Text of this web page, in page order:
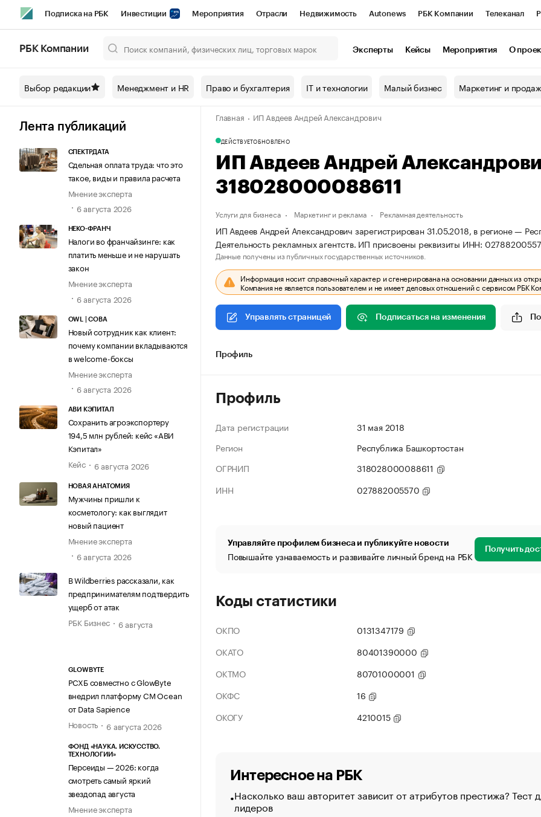
Подписка на РБК Инвестиции Мероприятия Отрасли Недвижимость Autonews РБК Компании Телеканал
Спецпроекты СПб Конференции СПб Спецпроекты Проверка контрагентов
Технологии и медиа Рынок наличной валюты
РБК Компании Эксперты Кейсы Мероприятия О
Выбор редакции Менеджмент и HR Право и бухгалтерия IT и технологии Малый бизнес Маркетинг и
Лента публикаций
СПЕКТРДАТА
Сдельная оплата труда: что это
такое, виды и правила расчета
Мнение эксперта
6 августа 2026
НЕКО-ФРАНЧ
Налоги во франчайзинге: как
платить меньше и не нарушать
закон
Мнение эксперта
6 августа 2026
OWL | СОВА
Новый сотрудник как клиент:
почему компании вкладываются
в welcome-боксы
Мнение эксперта
6 августа 2026
АВИ КЭПИТАЛ
Сохранить агроэкспортеру
194,5 млн рублей: кейс «АВИ
Кэпитал»
Кейс
6 августа 2026
НОВАЯ АНАТОМИЯ
Мужчины пришли к
косметологу: как выглядит
новый пациент
Мнение эксперта
6 августа 2026
В Wildberries рассказали, как
предпринимателям подтвердить
ущерб от атак
РБК Бизнес
6 августа
GLOWBYTE
РСХБ совместно с GlowByte
внедрил платформу CM Ocean
от Data Sapience
Новость
6 августа 2026
ФОНД «НАУКА. ИСКУССТВО.
ТЕХНОЛОГИИ»
Персеиды — 2026: когда
смотреть самый яркий
звездопад августа
Мнение эксперта
Главная ИП Авдеев Андрей Александрович
ДЕЙСТВУЕТОБНОВЛЕНО
ИП Авдеев Андрей
318028000088611
Услуги для бизнеса Маркетинг и реклама Рекламная деятельность
ИП Авдеев Андрей Александрович зарегистрирован 31.05.2018, в регионе —
Деятельность рекламных агентств. ИП присвоены реквизиты ИНН:
Данные получены из публичных государственных источников.
Информация носит справочный характер и сгенерирована на основании данных из
Компания не является пользователем и не имеет деловых отношений с сервисом РБК
Управлять страницей Подписаться на изменения
Профиль
Профиль
Дата регистрации
31 мая 2018
Регион
Республика Башкортостан
ОГРНИП
318028000088611
ИНН
027882005570
Управляйте профилем бизнеса и публикуйте новости
Повышайте узнаваемость и развивайте личный бренд на РБК Получить
Коды статистики
ОКПО
0131347179
ОКАТО
80401390000
ОКТМО
80701000001
ОКФС
16
ОКОГУ
4210015
Интересное на РБК
Насколько ваш авторитет зависит от атрибутов престижа? Тест
лидеров